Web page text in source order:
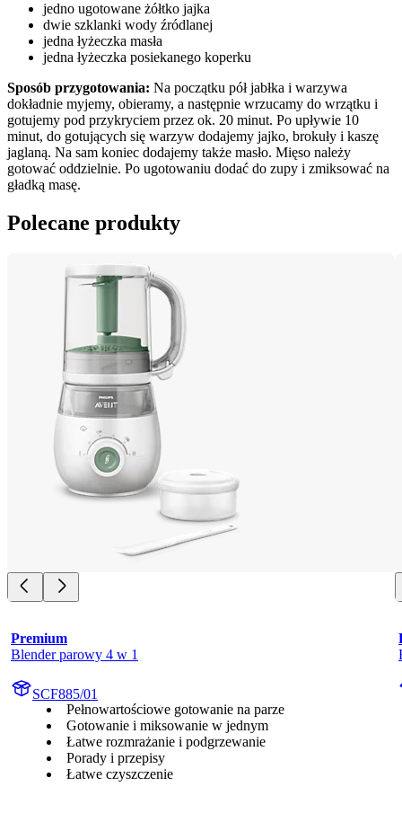
jedno ugotowane żółtko jajka
dwie szklanki wody źródlanej
jedna łyżeczka masła
jedna łyżeczka posiekanego koperku
Sposób przygotowania: Na początku pół jabłka i warzywa
dokładnie myjemy, obieramy, a następnie wrzucamy do wrzątku i
gotujemy pod przykryciem przez ok. 20 minut. Po upływie 10
minut, do gotujących się warzyw dodajemy jajko, brokuły i kaszę
jaglaną. Na sam koniec dodajemy także masło. Mięso należy
gotować oddzielnie. Po ugotowaniu dodać do zupy i zmiksować na
gładką masę.
Polecane produkty
Premium
Blender parowy 4 w 1
SCF885/01
Pełnowartościowe gotowanie na parze
Gotowanie i miksowanie w jednym
Łatwe rozmrażanie i podgrzewanie
Porady i przepisy
Łatwe czyszczenie